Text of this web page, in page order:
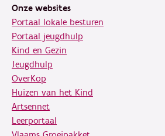
Onze websites
Portaal lokale besturen
Portaal jeugdhulp
Kind en Gezin
Jeugdhulp
OverKop
Huizen van het Kind
Artsennet
Leerportaal